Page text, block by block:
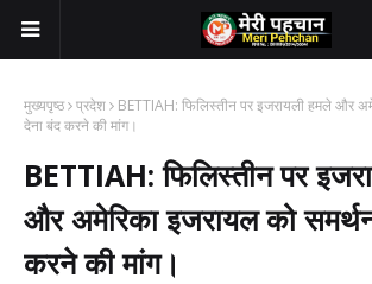
मुख्यपृष्ठ प्रदेश
BETTIAH: फिलिस्तीन पर इजरायली हमले और
देना बंद करने की मांग।
BETTIAH: फिलिस्तीन पर
और अमेरिका इजरायल को
करने की मांग।